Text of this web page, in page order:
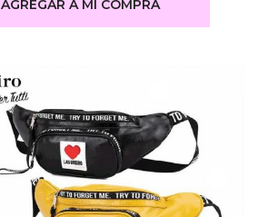
AGREGAR A MI COMPRA